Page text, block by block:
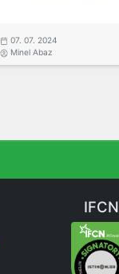
07. 07. 2024
Minel Abaz
IFCN